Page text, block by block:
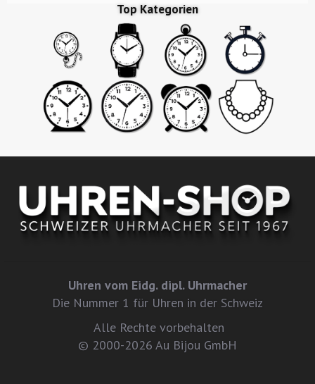
Top Kategorien
Uhren vom Eidg. dipl. Uhrmacher
Die Nummer 1 für Uhren in der Schweiz
Alle Rechte vorbehalten
© 2000-2026 Au Bijou GmbH